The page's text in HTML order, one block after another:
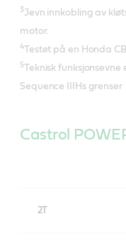
3Jevn innkobling av
motor.
4Testet på en Honda
5Teknisk
Sequence IIIHs grenser
Castrol
2T